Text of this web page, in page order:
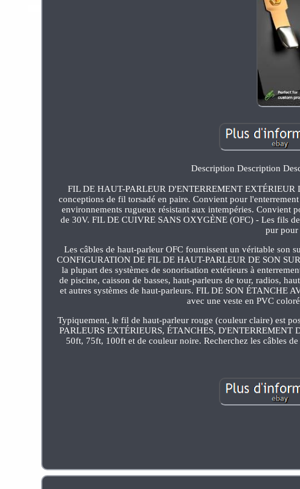
Description Description
FIL DE HAUT-PARLEUR D'ENTERREMENT EXTÉRIEUR
conceptions de fil torsadé en paire. Convient pour
environnements rugueux résistant aux intempéries.
de 30V. FIL DE CUIVRE SANS OXYGÈNE (OFC) - Les fils
pur pour
Les câbles de haut-parleur OFC fournissent un véritable son
CONFIGURATION DE FIL DE HAUT-PARLEUR DE SON
la plupart des systèmes de sonorisation extérieurs à
de piscine, caisson de basses, haut-parleurs de tour, radios,
et autres systèmes de haut-parleurs. FIL DE SON ÉTANCHE
avec une veste en PVC
Typiquement, le fil de haut-parleur rouge (couleur claire) est
PARLEURS EXTÉRIEURS, ÉTANCHES, D'ENTERREMENT
50ft, 75ft, 100ft et de couleur noire. Recherchez les câbles